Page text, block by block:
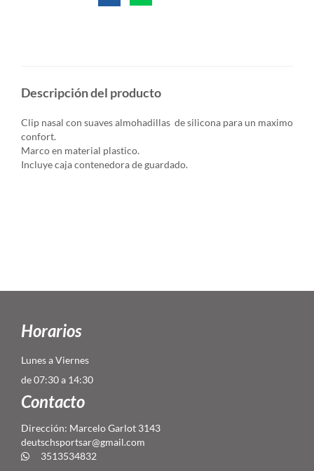
Descripción del producto
Clip nasal con suaves almohadillas de silicona para un maximo
confort.
Marco en material plastico.
Incluye caja contenedora de guardado.
Horarios
Lunes a Viernes
de 07:30 a 14:30
Contacto
Dirección: Marcelo Garlot 3143
deutschsportsar@gmail.com
3513534832